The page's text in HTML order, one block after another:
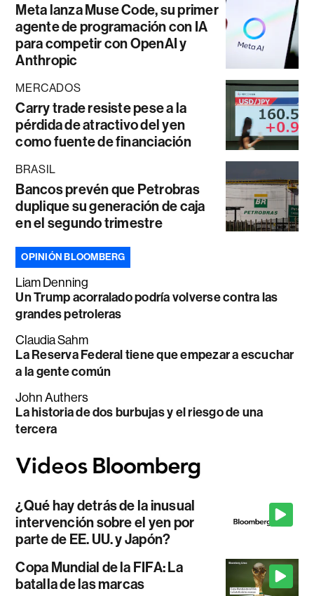
Meta lanza Muse Code, su primer
agente de programación con IA
para competir con OpenAI y
Anthropic
MERCADOS
Carry trade resiste pese a la
pérdida de atractivo del yen
como fuente de financiación
BRASIL
Bancos prevén que Petrobras
duplique su generación de caja
en el segundo trimestre
OPINIÓN BLOOMBERG
Liam Denning
Un Trump acorralado podría volverse contra las
grandes petroleras
Claudia Sahm
La Reserva Federal tiene que empezar a escuchar
a la gente común
John Authers
La historia de dos burbujas y el riesgo de una
tercera
¿Qué hay detrás de la inusual
intervención sobre el yen por
parte de EE. UU. y Japón?
Copa Mundial de la FIFA: La
batalla de las marcas